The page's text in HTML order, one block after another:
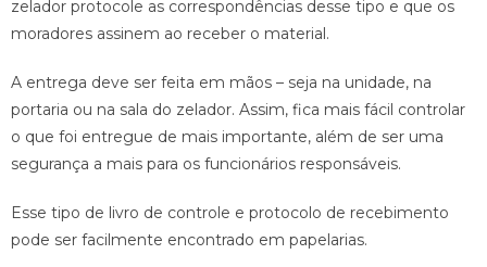
zelador protocole as correspondências desse tipo e que os
moradores assinem ao receber o material.
A entrega deve ser feita em mãos – seja na unidade, na
portaria ou na sala do zelador. Assim, fica mais fácil controlar
o que foi entregue de mais importante, além de ser uma
segurança a mais para os funcionários responsáveis.
Esse tipo de livro de controle e protocolo de recebimento
pode ser facilmente encontrado em papelarias.